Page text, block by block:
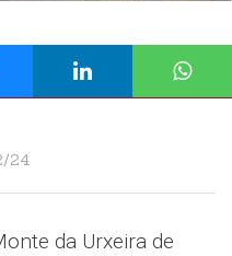
24
da Urxeira de